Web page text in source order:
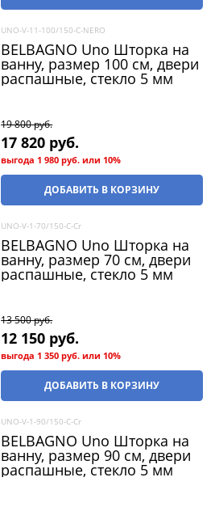
UNO-V-11-100/150-C-NERO
BELBAGNO Uno Шторка на
ванну, размер 100 см, двери
распашные, стекло 5 мм
19 800 руб.
17 820 руб.
выгода 1 980 руб. или 10%
ДОБАВИТЬ В КОРЗИНУ
UNO-V-1-70/150-C-Cr
BELBAGNO Uno Шторка на
ванну, размер 70 см, двери
распашные, стекло 5 мм
13 500 руб.
12 150 руб.
выгода 1 350 руб. или 10%
ДОБАВИТЬ В КОРЗИНУ
UNO-V-1-90/150-C-Cr
BELBAGNO Uno Шторка на
ванну, размер 90 см, двери
распашные, стекло 5 мм